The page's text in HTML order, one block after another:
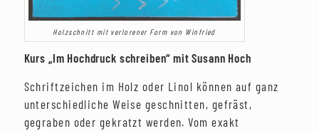
Holzschnitt mit verlorener Form von Winfried
Kurs „Im Hochdruck schreiben“ mit Susann Hoch
Schriftzeichen im Holz oder Linol können auf ganz
unterschiedliche Weise geschnitten, gefräst,
gegraben oder gekratzt werden. Vom exakt